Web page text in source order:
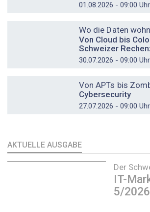
01.08.2026 - 09:00 Uhr
Wo die Daten
Von Cloud bis
Schweizer
30.07.2026 - 09:00 Uhr
Von APTs bis
Cybersecurity
27.07.2026 - 09:00 Uhr
AKTUELLE AUSGABE
Der
IT-
5/2026